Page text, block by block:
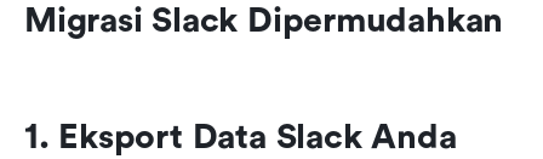
Migrasi Slack Dipermudahkan
1. Eksport Data Slack Anda